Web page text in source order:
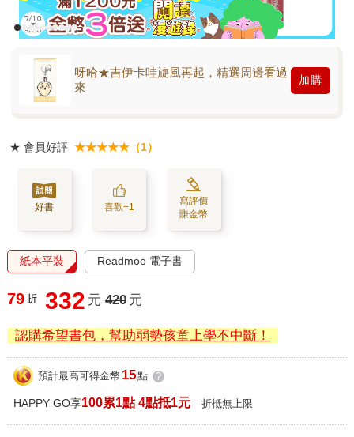
呀哈★吉伊卡哇旋風再起，精選周邊看過
來
加購
★ 會員好評 ★★★★★（1）
好書 喜歡+1
寫評價
賺金幣
紙本平裝 Readmoo 電子書
79 折 332 元 420 元
認購希望書包，幫助弱勢孩童上學不中斷！
預計最高可得金幣 15點 ?
HAPPY GO享100累1點 4點抵1元 折抵無上限